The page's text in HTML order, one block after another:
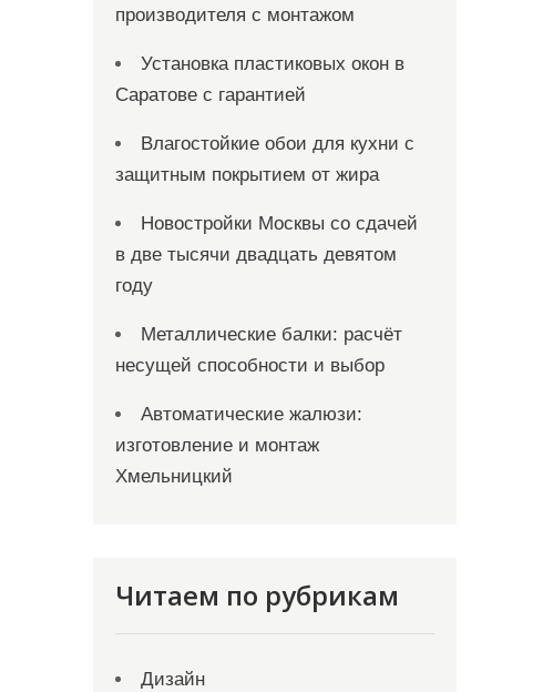
производителя с монтажом
Установка пластиковых окон в
Саратове с гарантией
Влагостойкие обои для кухни с
защитным покрытием от жира
Новостройки Москвы со сдачей
в две тысячи двадцать девятом
году
Металлические балки: расчёт
несущей способности и выбор
Автоматические жалюзи:
изготовление и монтаж
Хмельницкий
Читаем по рубрикам
Дизайн